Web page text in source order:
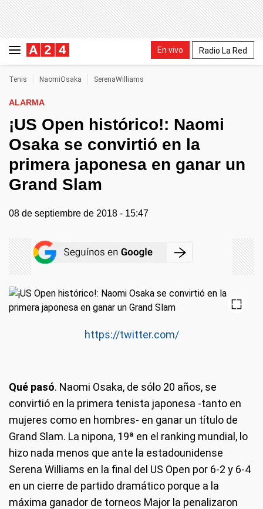
En vivo Radio La Red
Tenis NaomiOsaka SerenaWilliams
ALARMA
¡US Open histórico!: Naomi
Osaka se convirtió en la
primera japonesa en ganar un
Grand Slam
08 de septiembre de 2018 - 15:47
https://twitter.com/
Qué pasó. Naomi Osaka, de sólo 20 años, se
convirtió en la primera tenista japonesa -tanto en
mujeres como en hombres- en ganar un título de
Grand Slam. La nipona, 19ª en el ranking mundial, lo
hizo nada menos que ante la estadounidense
Serena Williams en la final del US Open por 6-2 y 6-4
en un cierre de partido dramático porque a la
máxima ganador de torneos Major la penalizaron